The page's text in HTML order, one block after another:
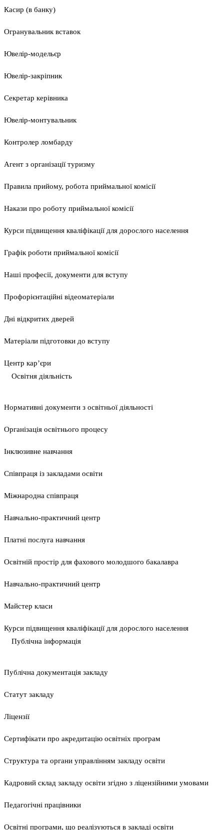
Касир (в банку)
Огранувальник вставок
Ювелір-модельєр
Ювелір-закріпник
Секретар керівника
Ювелір-монтувальник
Контролер ломбарду
Агент з організації туризму
Правила прийому, робота приймальної комісії
Накази про роботу приймальної комісії
Курси підвищення кваліфікації для дорослого населення
Графік роботи приймальної комісії
Наші професії, документи для вступу
Профорієнтаційні відеоматеріали
Дні відкритих дверей
Матеріали підготовки до вступу
Центр кар’єри
Освітня діяльність
Нормативні документи з освітньої діяльності
Організація освітнього процесу
Інклюзивне навчання
Співпраця із закладами освіти
Міжнародна співпраця
Навчально-практичний центр
Платні послуга навчання
Освітній простір для фахового молодшого бакалавра
Навчально-практичний центр
Майстер класи
Курси підвищення кваліфікації для дорослого населення
Публічна інформація
Публічна документація закладу
Статут закладу
Ліцензії
Сертифікати про акредитацію освітніх програм
Структура та органи управлінням закладу освіти
Кадровий склад закладу освіти згідно з ліцензійними умовами
Педагогічні працівники
Освітні програми, що реалізуються в закладі освіти